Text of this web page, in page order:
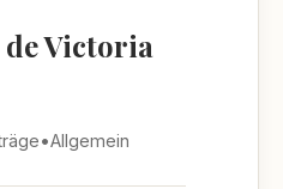
Victoria
•Allgemein